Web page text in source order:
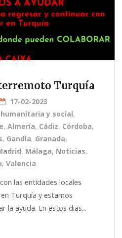
Turquía
17-02-2023
y social,
, Almería, Cádiz, Córdoba,
, Gandía, Granada,
, Málaga, Noticias,
, Valencia
las entidades locales
Turquía y estamos
la ayuda. En estos dias...